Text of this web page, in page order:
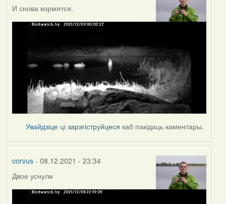
И снова кормятся.
Увайдзіце цізарэгіструйцеся каб пакідаць каментары.
corvus- 08.12.2021 - 23:34
Двое уснули